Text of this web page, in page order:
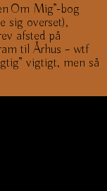
Om Mig”-bog
sig overset),
afsted på
til Århus – wtf
vigtigt, men så